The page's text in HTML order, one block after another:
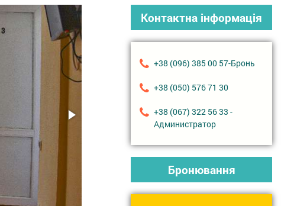
Контактна інформація
+38 (096) 385 00 57-Бронь
+38 (050) 576 71 30
+38 (067) 322 56 33 -
Администратор
Бронювання